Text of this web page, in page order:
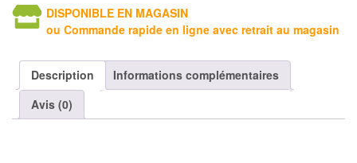
Jeux
de
Jeux
de
DISPONIBLE EN MAGASIN
ou Commande rapide en ligne avec retrait au magasin
Description
Informations complémentaires
Avis (0)